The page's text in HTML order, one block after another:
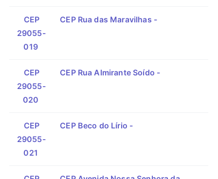
CEP
29055-
019
CEP Rua das Maravilhas -
CEP
29055-
020
CEP Rua Almirante Soído -
CEP
29055-
021
CEP Beco do Lírio -